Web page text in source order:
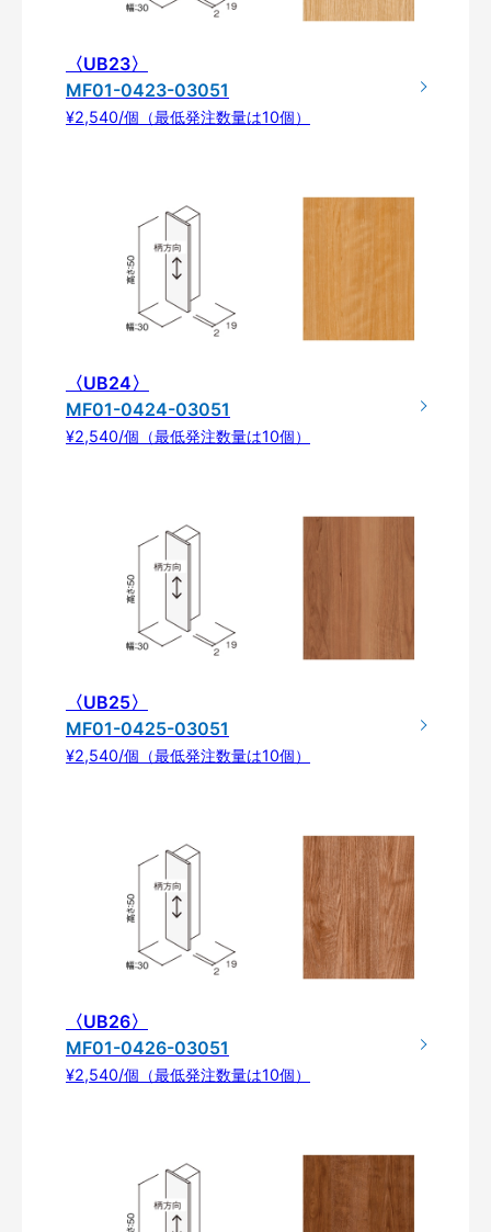
〈UB23〉
MF01-0423-03051
¥2,540/個（最低発注数量は10個）
〈UB24〉
MF01-0424-03051
¥2,540/個（最低発注数量は10個）
〈UB25〉
MF01-0425-03051
¥2,540/個（最低発注数量は10個）
〈UB26〉
MF01-0426-03051
¥2,540/個（最低発注数量は10個）